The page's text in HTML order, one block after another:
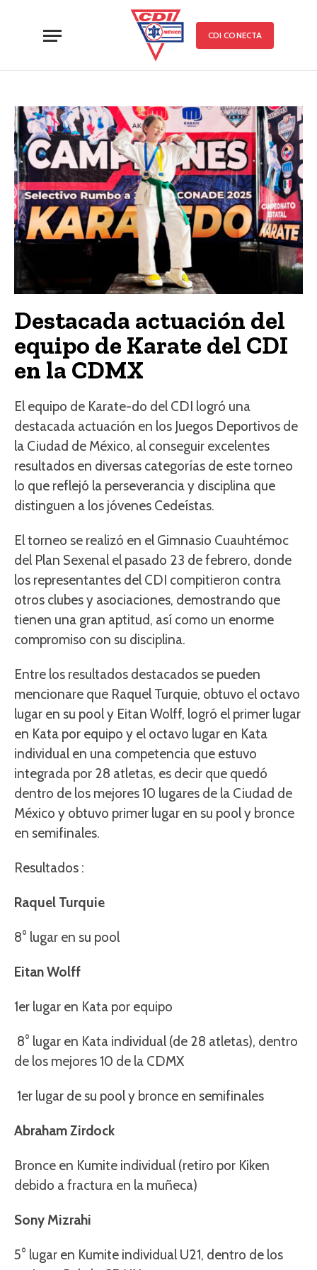
CDI CONECTA
Destacada actuación del
equipo de Karate del CDI
en la CDMX
El equipo de Karate-do del CDI logró una
destacada actuación en los Juegos Deportivos de
la Ciudad de México, al conseguir excelentes
resultados en diversas categorías de este torneo
lo que reflejó la perseverancia y disciplina que
distinguen a los jóvenes Cedeístas.
El torneo se realizó en el Gimnasio Cuauhtémoc
del Plan Sexenal el pasado 23 de febrero, donde
los representantes del CDI compitieron contra
otros clubes y asociaciones, demostrando que
tienen una gran aptitud, así como un enorme
compromiso con su disciplina.
Entre los resultados destacados se pueden
mencionare que Raquel Turquie, obtuvo el octavo
lugar en su pool y Eitan Wolff, logró el primer lugar
en Kata por equipo y el octavo lugar en Kata
individual en una competencia que estuvo
integrada por 28 atletas, es decir que quedó
dentro de los mejores 10 lugares de la Ciudad de
México y obtuvo primer lugar en su pool y bronce
en semifinales.
Resultados :
Raquel Turquie
8° lugar en su pool
Eitan Wolff
1er lugar en Kata por equipo
8° lugar en Kata individual (de 28 atletas), dentro
de los mejores 10 de la CDMX
1er lugar de su pool y bronce en semifinales
Abraham Zirdock
Bronce en Kumite individual (retiro por Kiken
debido a fractura en la muñeca)
Sony Mizrahi
5° lugar en Kumite individual U21, dentro de los